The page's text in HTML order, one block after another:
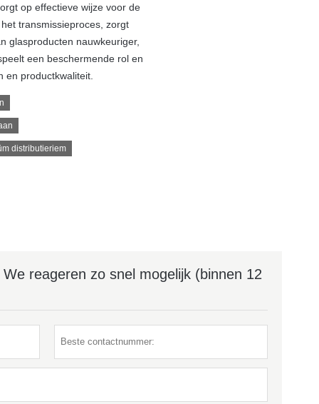
op effectieve wijze voor de
transmissieproces, zorgt
glasproducten nauwkeuriger,
een beschermende rol en
en productkwaliteit.
distributieriem
reageren zo snel mogelijk (binnen 12